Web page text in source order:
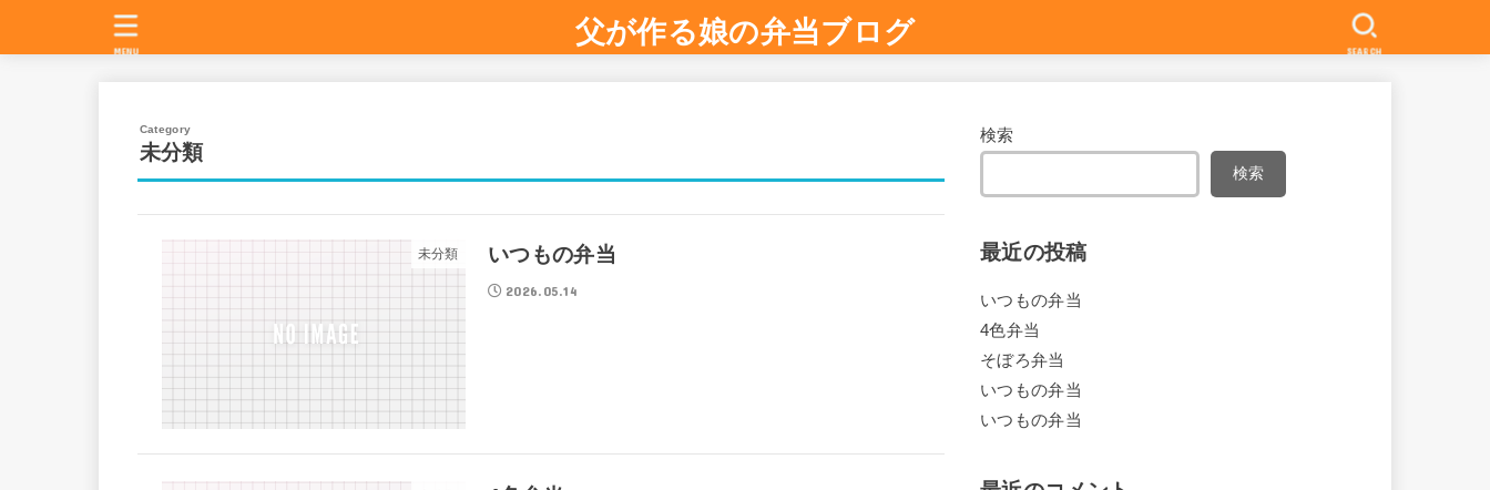
父が作る娘の弁当ブログ
SEARCH
MENU
未分類
未分類 いつもの弁当
2026.05.14
検索
検索
最近の投稿
いつもの弁当
4色弁当
そぼろ弁当
いつもの弁当
いつもの弁当